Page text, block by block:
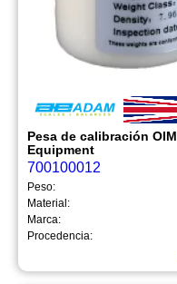
Pesa de calibración
Equipment
700100012
Peso:
Material:
Marca:
Procedencia: